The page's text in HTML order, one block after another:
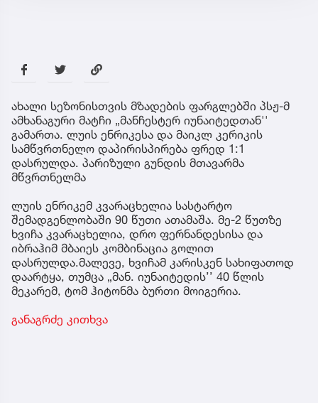
ახალი სეზონისთვის მზადების ფარგლებში პსჟ-მ
ამხანაგური მატჩი „მანჩესტერ იუნაიტედთან''
გამართა. ლუის ენრიკესა და მაიკლ კერიკის
სამწვრთნელო დაპირისპირება ფრედ 1:1
დასრულდა. პარიზული გუნდის მთავარმა
მწვრთნელმა
ლუის ენრიკემ კვარაცხელია სასტარტო
შემადგენლობაში 90 წუთი ათამაშა. მე-2 წუთზე
ხვიჩა კვარაცხელია, დრო ფერნანდესისა და
იბრაჰიმ მბაიეს კომბინაცია გოლით
დასრულდა.მალევე, ხვიჩამ კარისკენ სახიფათოდ
დაარტყა, თუმცა „მან. იუნაიტედის’’ 40 წლის
მეკარემ, ტომ ჰიტონმა ბურთი მოიგერია.
განაგრძე კითხვა